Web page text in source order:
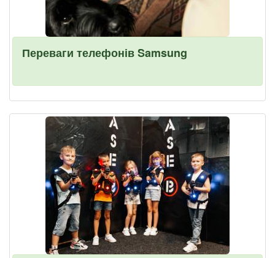
Переваги телефонів Samsung